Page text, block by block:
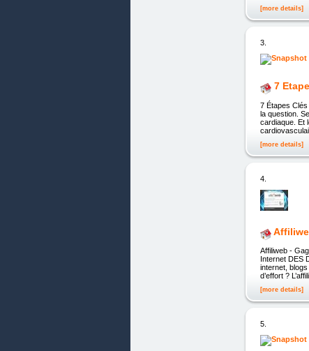
[more details]
3.
7
7 Étapes
la question.
cardiaque. Et
[more details]
4.
Affiliweb -
Internet DES
internet,
d’effort ?
[more details]
5.